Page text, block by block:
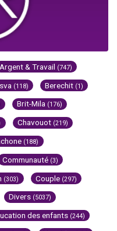
Argent & Travail (747)
(118) Berechit (1)
Brit-Mila (176)
Chavouot (219)
(188)
Communauté (3)
(303) Couple (297)
Divers (5037)
des enfants (244)